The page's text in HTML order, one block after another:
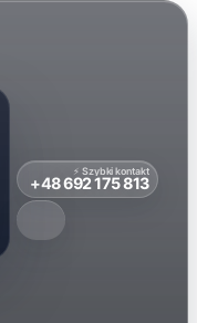
⚡ Szybki kontakt
+48 692 175 813